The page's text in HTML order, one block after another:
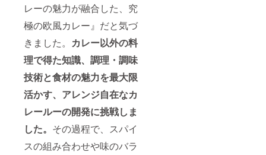
レーの魅力が融合した、究
極の欧風カレー』だと気づ
きました。 カレー以外の料
理で得た知識、調理・調味
技術と食材の魅力を最大限
活かす、アレンジ自在なカ
レールーの開発に挑戦しま
した。 その過程で、スパイ
スの組み合わせや味のバラ